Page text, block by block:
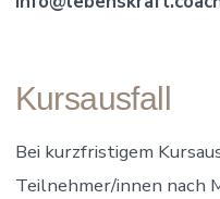
Kursausfall
Bei kurzfristigem
Teilnehmer/innen nach